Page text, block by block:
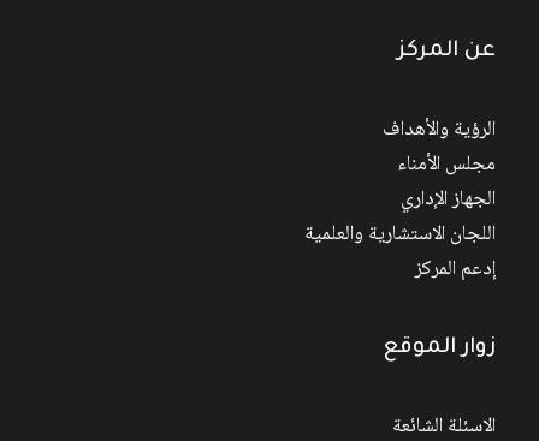
عن المركز
الرؤية والأهداف
مجلس الأمناء
الجهاز الإداري
اللجان الاستشارية والعلمية
إدعم المركز
زوار الموقع
الاسئلة الشائعة